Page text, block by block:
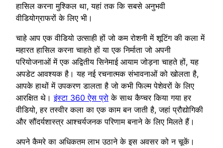
हासिल करना मुश्किल था, यहां तक कि सबसे अनुभवी
वीडियोग्राफरों के लिए भी।
चाहे आप एक वीडियो उत्साही हों जो कम रोशनी में शूटिंग की कला में
महारत हासिल करना चाहते हों या एक निर्माता जो अपनी
परियोजनाओं में एक अद्वितीय सिनेमाई आयाम जोड़ना चाहते हों, यह
अपडेट आवश्यक है। यह नई रचनात्मक संभावनाओं को खोलता है,
आपके हाथों में उपकरण डालता है जो कभी फिल्म पेशेवरों के लिए
आरक्षित थे।इंस्टा 360 ऐस प्रो के साथ कैप्चर किया गया हर
वीडियो, हर तस्वीर कला का एक काम बन जाती है, जहां प्रौद्योगिकी
और सौंदर्यशास्त्र आश्चर्यजनक परिणाम बनाने के लिए मिलते हैं।
अपने कैमरे का अधिकतम लाभ उठाने के इस अवसर को न चूकें।